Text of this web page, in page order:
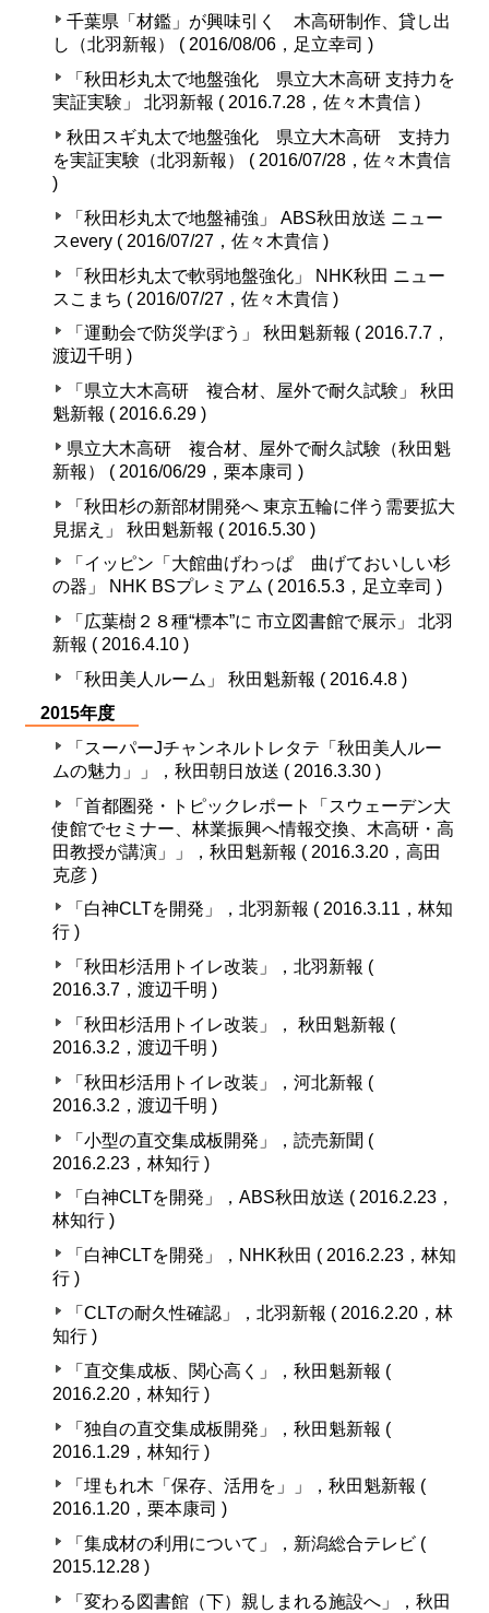
千葉県「材鑑」が興味引く 木高研制作、貸し出
し（北羽新報） ( 2016/08/06，足立幸司 )
「秋田杉丸太で地盤強化 県立大木高研 支持力を
実証実験」 北羽新報 ( 2016.7.28，佐々木貴信 )
秋田スギ丸太で地盤強化 県立大木高研 支持力
を実証実験（北羽新報） ( 2016/07/28，佐々木貴信
)
「秋田杉丸太で地盤補強」 ABS秋田放送 ニュー
スevery ( 2016/07/27，佐々木貴信 )
「秋田杉丸太で軟弱地盤強化」 NHK秋田 ニュー
スこまち ( 2016/07/27，佐々木貴信 )
「運動会で防災学ぼう」 秋田魁新報 ( 2016.7.7，
渡辺千明 )
「県立大木高研 複合材、屋外で耐久試験」 秋田
魁新報 ( 2016.6.29 )
県立大木高研 複合材、屋外で耐久試験（秋田魁
新報） ( 2016/06/29，栗本康司 )
「秋田杉の新部材開発へ 東京五輪に伴う需要拡大
見据え」 秋田魁新報 ( 2016.5.30 )
「イッピン「大館曲げわっぱ 曲げておいしい杉
の器」 NHK BSプレミアム ( 2016.5.3，足立幸司 )
「広葉樹２８種“標本”に 市立図書館で展示」 北羽
新報 ( 2016.4.10 )
「秋田美人ルーム」 秋田魁新報 ( 2016.4.8 )
2015年度
「スーパーJチャンネルトレタテ「秋田美人ルー
ムの魅力」」，秋田朝日放送 ( 2016.3.30 )
「首都圏発・トピックレポート「スウェーデン大
使館でセミナー、林業振興へ情報交換、木高研・高
田教授が講演」」，秋田魁新報 ( 2016.3.20，高田
克彦 )
「白神CLTを開発」，北羽新報 ( 2016.3.11，林知
行 )
「秋田杉活用トイレ改装」，北羽新報 (
2016.3.7，渡辺千明 )
「秋田杉活用トイレ改装」， 秋田魁新報 (
2016.3.2，渡辺千明 )
「秋田杉活用トイレ改装」，河北新報 (
2016.3.2，渡辺千明 )
「小型の直交集成板開発」，読売新聞 (
2016.2.23，林知行 )
「白神CLTを開発」，ABS秋田放送 ( 2016.2.23，
林知行 )
「白神CLTを開発」，NHK秋田 ( 2016.2.23，林知
行 )
「CLTの耐久性確認」，北羽新報 ( 2016.2.20，林
知行 )
「直交集成板、関心高く」，秋田魁新報 (
2016.2.20，林知行 )
「独自の直交集成板開発」，秋田魁新報 (
2016.1.29，林知行 )
「埋もれ木「保存、活用を」」，秋田魁新報 (
2016.1.20，栗本康司 )
「集成材の利用について」，新潟総合テレビ (
2015.12.28 )
「変わる図書館（下）親しまれる施設へ」，秋田